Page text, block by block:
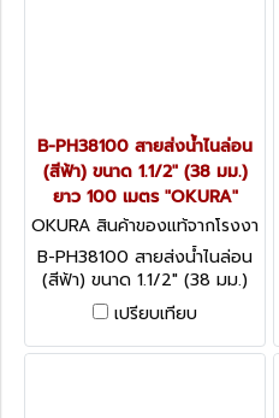
B-PH38100 สายส่งน้ำไนล่อน
(สีฟ้า) ขนาด 1.1/2" (38 มม.)
ยาว 100 เมตร "OKURA"
OKURA สินค้าของแท้จากโรงงา
นผู้ผลิต B-PH38100
B-PH38100 สายส่งน้ำไนล่อน
(สีฟ้า) ขนาด 1.1/2" (38 มม.)
ยาว 100 เมตร "OKURA"
เปรียบเทียบ